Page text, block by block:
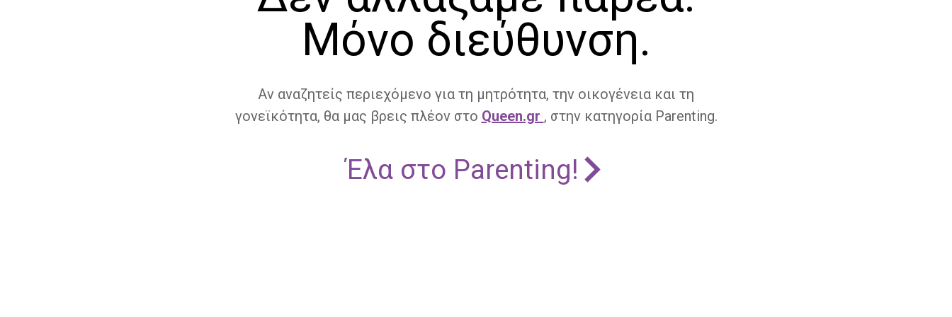
Μόνο διεύθυνση.
Αν αναζητείς περιεχόμενο για τη μητρότητα, την οικογένεια και τη
γονεϊκότητα, θα μας βρεις πλέον στο Queen.gr , στην κατηγορία Parenting.
Έλα στο Parenting!